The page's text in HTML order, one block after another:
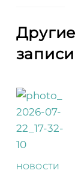
Другие
записи
НОВОСТИ